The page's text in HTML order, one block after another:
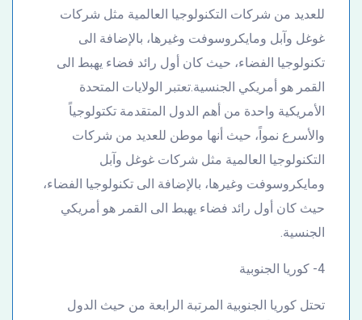
للعديد من شركات التكنولوجيا العالمية مثل شركات
غوغل وآبل ومايكروسوفت وغيرها، بالإضافة الى
تكنولوجيا الفضاء، حيث كان أول رائد فضاء يهبط الى
القمر هو أمريكي الجنسية.تعتبر الولايات المتحدة
الأمريكية واحدة من أهم الدول المتقدمة تكتولوجياً
والأسرع نمواً، حيث أنها موطن للعديد من شركات
التكنولوجيا العالمية مثل شركات غوغل وآبل
ومايكروسوفت وغيرها، بالإضافة الى تكنولوجيا الفضاء،
حيث كان أول رائد فضاء يهبط الى القمر هو أمريكي
الجنسية.
4- كوريا الجنوبية
تحتل كوريا الجنوبية المرتبة الرابعة من حيث الدول